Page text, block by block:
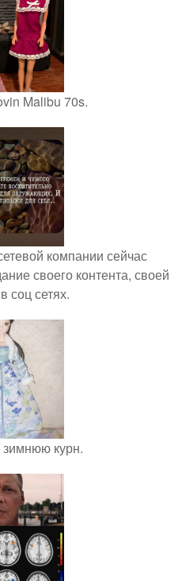
Malibu 70s.
компании сейчас
своего контента, своей
соц сетях.
курн.